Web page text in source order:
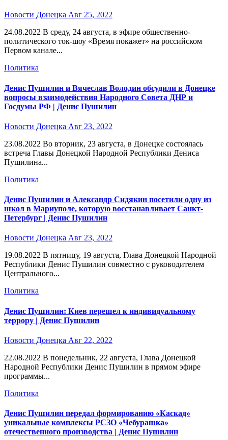
Новости Донецка Авг 25, 2022
24.08.2022 В среду, 24 августа, в эфире общественно-
политического ток-шоу «Время покажет» на российском
Первом канале...
Политика
Денис Пушилин и Вячеслав Володин обсудили в Донецке
вопросы взаимодействия Народного Совета ДНР и
Госдумы РФ | Денис Пушилин
Новости Донецка Авг 23, 2022
23.08.2022 Во вторник, 23 августа, в Донецке состоялась
встреча Главы Донецкой Народной Республики Дениса
Пушилина...
Политика
Денис Пушилин и Александр Сидякин посетили одну из
школ в Мариуполе, которую восстанавливает Санкт-
Петербург | Денис Пушилин
Новости Донецка Авг 23, 2022
19.08.2022 В пятницу, 19 августа, Глава Донецкой Народной
Республики Денис Пушилин совместно с руководителем
Центрального...
Политика
Денис Пушилин: Киев перешел к индивидуальному
террору | Денис Пушилин
Новости Донецка Авг 22, 2022
22.08.2022 В понедельник, 22 августа, Глава Донецкой
Народной Республики Денис Пушилин в прямом эфире
программы...
Политика
Денис Пушилин передал формированию «Каскад»
уникальные комплексы РСЗО «Чебурашка»
отечественного производства | Денис Пушилин